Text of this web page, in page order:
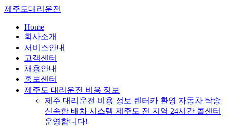
Skip
content
제주도대리운전
Home
회사소개
서비스안내
고객센터
채용안내
홍보센터
제주도 대리운전 비용 정보
제주 대리운전 비용 정보 렌터카 환영 자동차 탁송
신속한 배차 시스템 제주도 전 지역 24시간 콜센터
운영합니다!